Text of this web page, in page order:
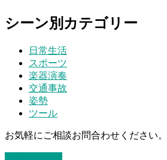
シーン別カテゴリー
日常生活
スポーツ
楽器演奏
交通事故
姿勢
ツール
お気軽にご相談お問合わせください。